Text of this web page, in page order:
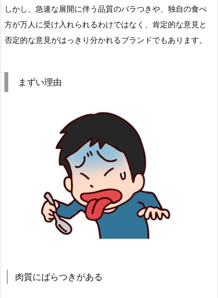
しかし、急速な展開に伴う品質のバラつきや、独自の食べ
方が万人に受け入れられるわけではなく、肯定的な意見と
否定的な意見がはっきり分かれるブランドでもあります。
まずい理由
肉質にばらつきがある